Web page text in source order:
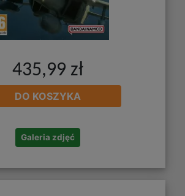
435,99 zł
DO KOSZYKA
Galeria zdjęć